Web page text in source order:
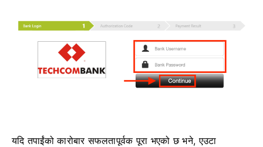
यदि तपाईंको कारोबार सफलतापूर्वक पूरा भएको छ भने, एउटा